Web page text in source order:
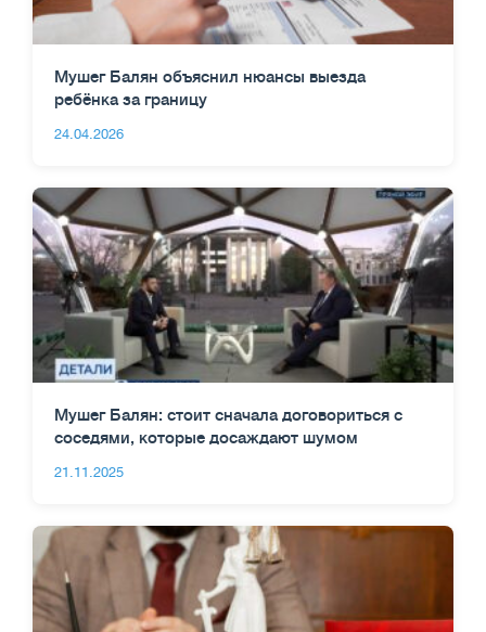
Мушег Балян объяснил нюансы выезда
ребёнка за границу
24.04.2026
Мушег Балян: стоит сначала договориться с
соседями, которые досаждают шумом
21.11.2025